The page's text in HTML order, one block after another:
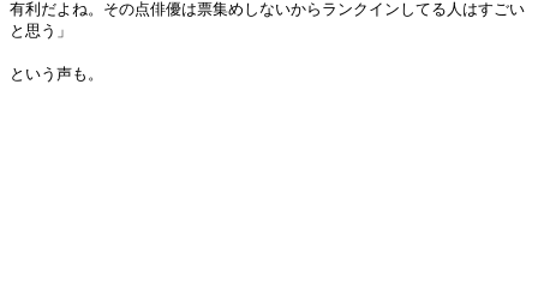
有利だよね。その点俳優は票集めしないからランクインしてる人はすごい
と思う」
という声も。